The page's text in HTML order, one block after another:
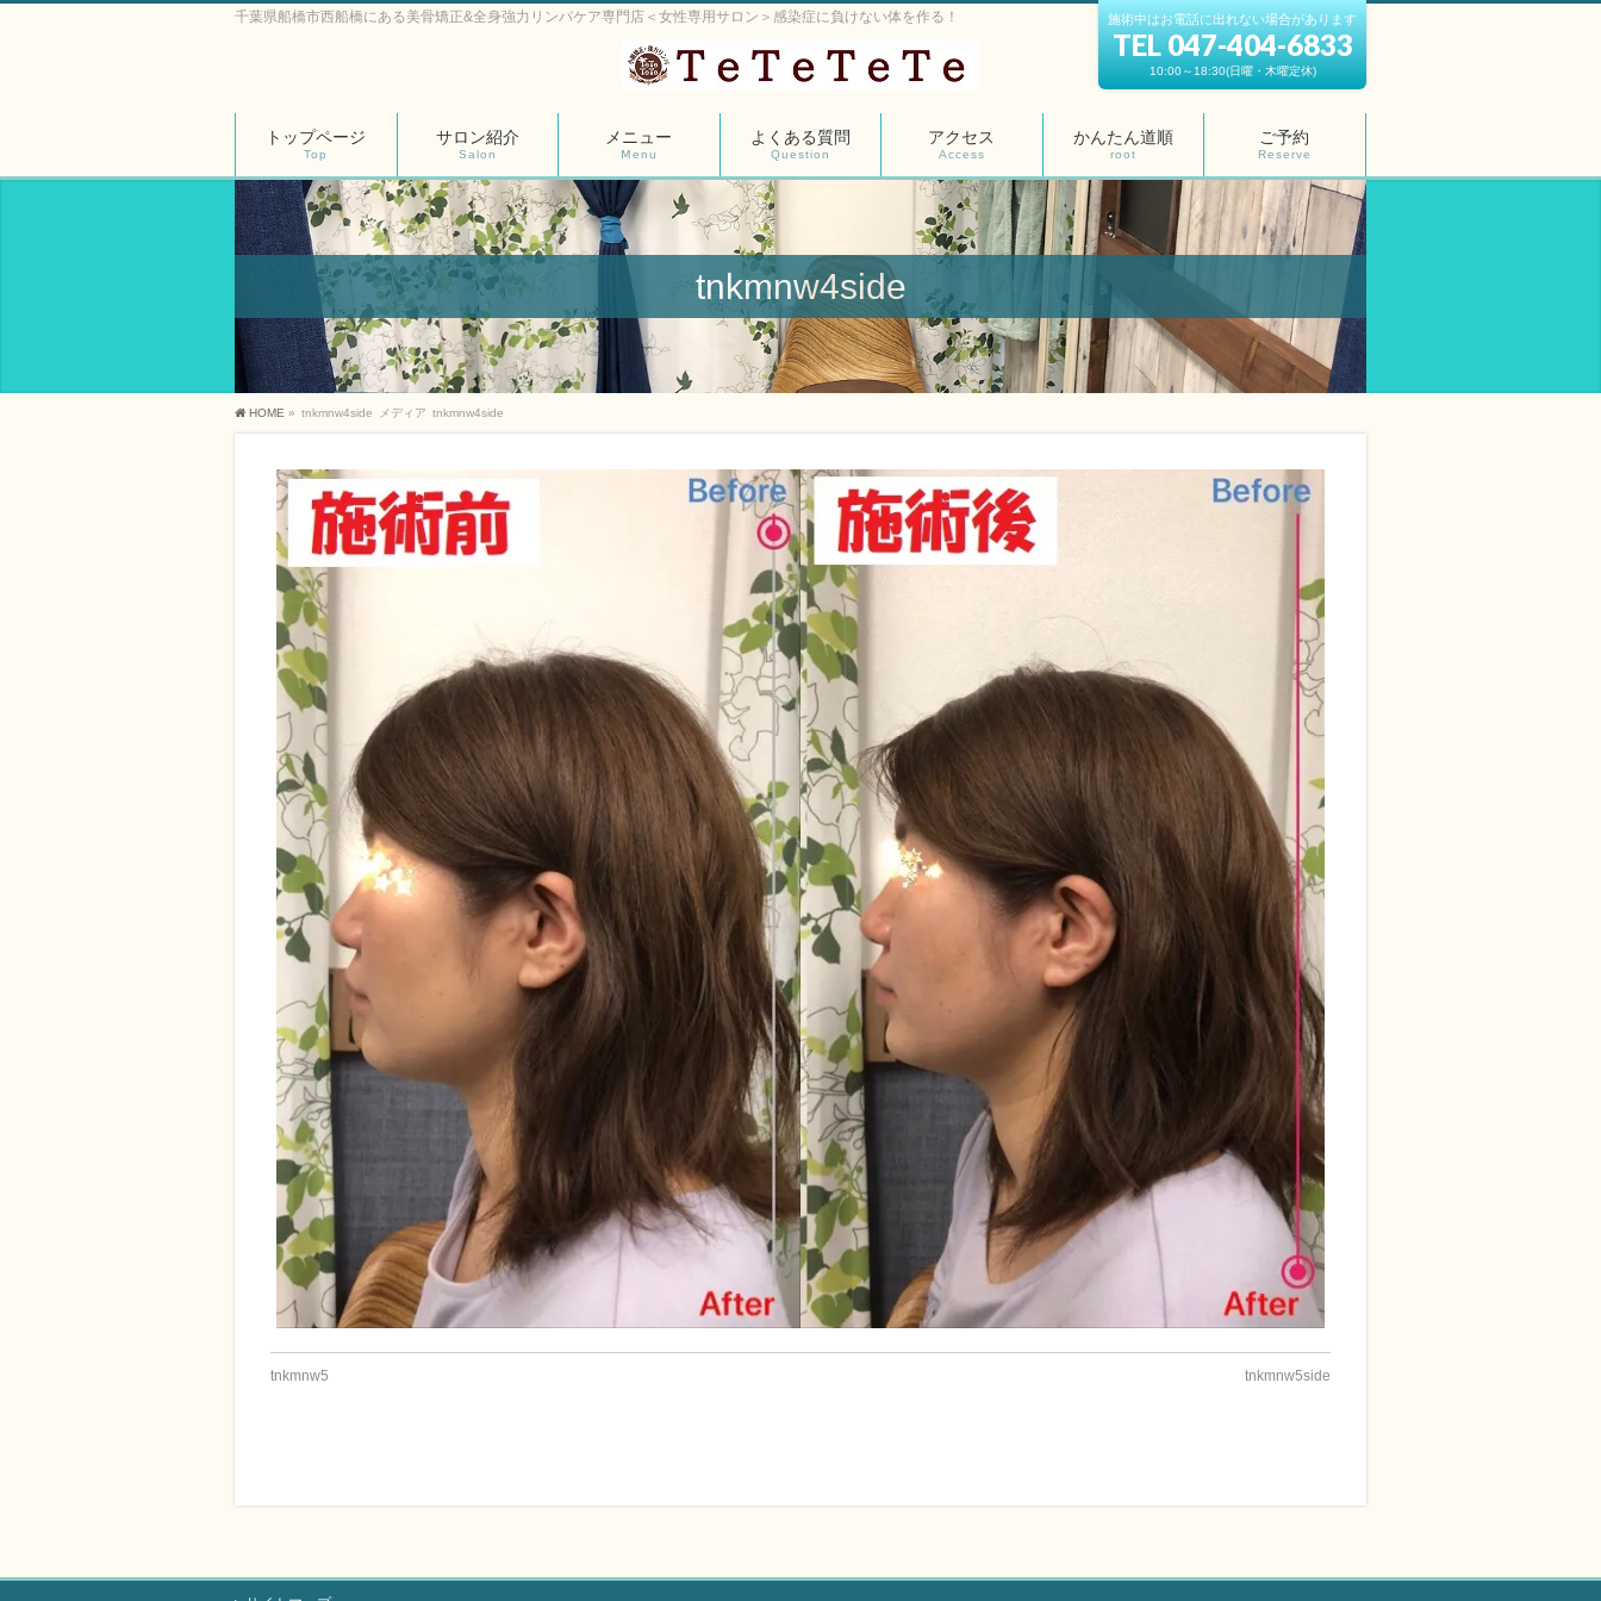
千葉県船橋市西船橋にある美骨矯正&全身強力リンパケア専門店＜女性専用サロン＞感染症に負けない体を作る！ 施術中はお電話に出れない場合があります
TEL 047-404-6833
10:00～18:30(日曜・木曜定休)
トップページ
Top
サロン紹介
Salon
メニュー
Ⅿenu
よくある質問
Question
アクセス
Access
かんたん道順
root
ご予約
Reserve
tnkmnw4side
HOME » tnkmnw4side メディア tnkmnw4side
tnkmnw5 tnkmnw5side